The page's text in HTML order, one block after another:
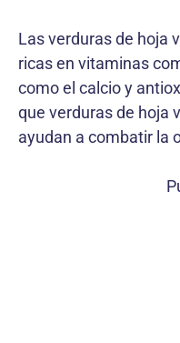
Las verduras de hoja
ricas en vitaminas
como el calcio y
que verduras de hoja
ayudan a combatir la